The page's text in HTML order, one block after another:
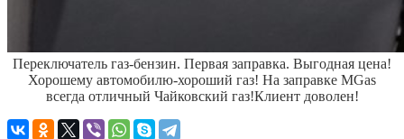
Переключатель газ-бензин. Первая заправка. Выгодная цена!
Хорошему автомобилю-хороший газ! На заправке MGas
всегда отличный Чайковский газ!Клиент доволен!